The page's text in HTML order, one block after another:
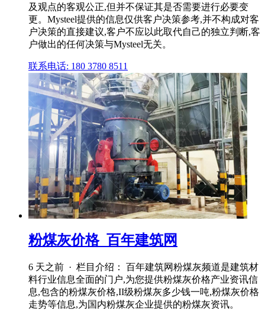
及观点的客观公正,但并不保证其是否需要进行必要变
更。Mysteel提供的信息仅供客户决策参考,并不构成对客
户决策的直接建议,客户不应以此取代自己的独立判断,客
户做出的任何决策与Mysteel无关。
联系电话: 180 3780 8511
粉煤灰价格_百年建筑网
6 天之前 · 栏目介绍： 百年建筑网粉煤灰频道是建筑材
料行业信息全面的门户,为您提供粉煤灰价格产业资讯信
息,包含的粉煤灰价格,II级粉煤灰多少钱一吨,粉煤灰价格
走势等信息,为国内粉煤灰企业提供的粉煤灰资讯。